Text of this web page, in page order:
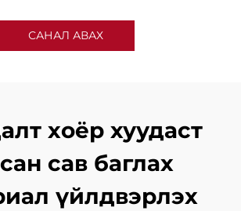
САНАЛ АВАХ
хоёр хуудаст
сав баглах
үйлдвэрлэх